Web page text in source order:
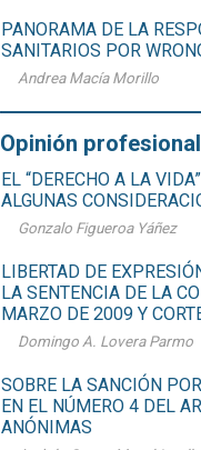
PANORAMA DE LA
SANITARIOS POR
Andrea Macía Morillo
Opinión profesional
EL “DERECHO A LA
ALGUNAS
Gonzalo Figueroa Yáñez
LIBERTAD DE
LA SENTENCIA DE LA
MARZO DE 2009 Y
Domingo A. Lovera Parmo
SOBRE LA SANCIÓN
EN EL NÚMERO 4 DEL
ANÓNIMAS